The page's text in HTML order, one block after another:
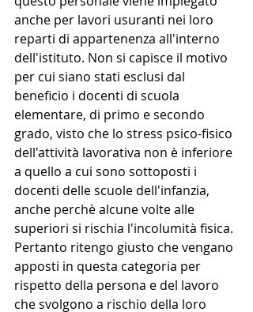
anche per lavori usuranti nei loro
reparti di appartenenza all'interno
dell'istituto. Non si capisce il motivo
per cui siano stati esclusi dal
beneficio i docenti di scuola
elementare, di primo e secondo
grado, visto che lo stress psico-fisico
dell'attività lavorativa non è inferiore
a quello a cui sono sottoposti i
docenti delle scuole dell'infanzia,
anche perchè alcune volte alle
superiori si rischia l'incolumità fisica.
Pertanto ritengo giusto che vengano
apposti in questa categoria per
rispetto della persona e del lavoro
che svolgono a rischio della loro